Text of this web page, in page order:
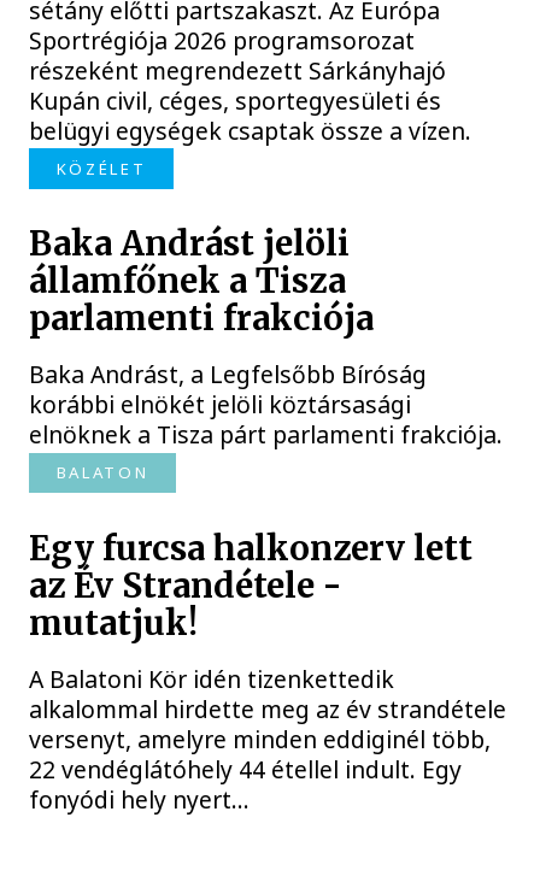
sétány előtti partszakaszt. Az Európa
Sportrégiója 2026 programsorozat
részeként megrendezett Sárkányhajó
Kupán civil, céges, sportegyesületi és
belügyi egységek csaptak össze a vízen.
KÖZÉLET
Baka Andrást jelöli
államfőnek a Tisza
parlamenti frakciója
Baka Andrást, a Legfelsőbb Bíróság
korábbi elnökét jelöli köztársasági
elnöknek a Tisza párt parlamenti frakciója.
BALATON
Egy furcsa halkonzerv lett
az Év Strandétele -
mutatjuk!
A Balatoni Kör idén tizenkettedik
alkalommal hirdette meg az év strandétele
versenyt, amelyre minden eddiginél több,
22 vendéglátóhely 44 étellel indult. Egy
fonyódi hely nyert...